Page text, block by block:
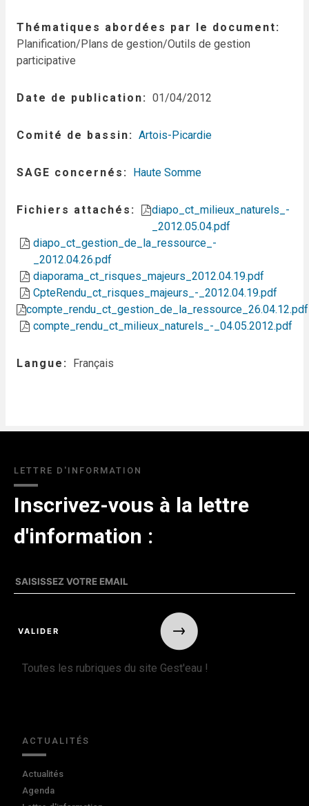
Thématiques abordées par le document
Planification/Plans de gestion/Outils de gestion
participative
Date de publication 01/04/2012
Comité de bassin Artois-Picardie
SAGE concernés Haute Somme
Fichiers attachés
diapo_ct_milieux_naturels_-
_2012.05.04.pdf
diapo_ct_gestion_de_la_ressource_-
_2012.04.26.pdf
diaporama_ct_risques_majeurs_2012.04.19.pdf
CpteRendu_ct_risques_majeurs_-_2012.04.19.pdf
compte_rendu_ct_gestion_de_la_ressource_26.04.12.pdf
compte_rendu_ct_milieux_naturels_-_04.05.2012.pdf
Langue Français
LETTRE D'INFORMATION
Inscrivez-vous à la lettre
d'information :
Toutes les rubriques du site Gest'eau !
ACTUALITÉS
Actualités
Agenda